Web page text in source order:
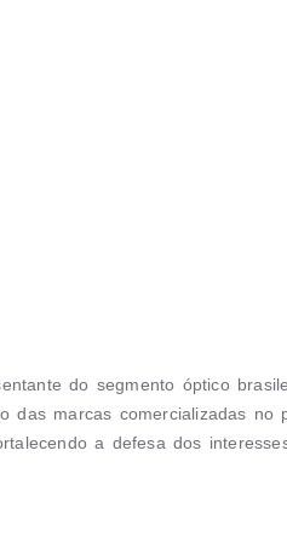
do segmento óptico
das marcas comercializadas no
a defesa dos